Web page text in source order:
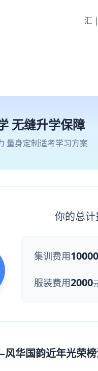
无缝升学保障
量身定制适考学习方案
你的总计
集训费用
服装费用2000
华国韵近年光荣